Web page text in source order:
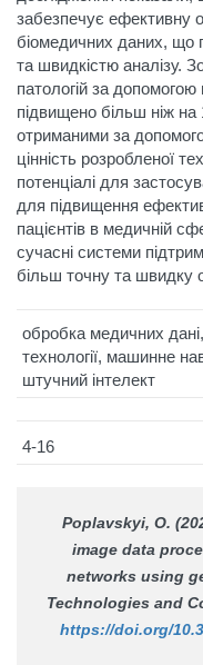
забезпечує ефективну
біомедичних даних, що
та швидкістю аналізу.
патологій за
підвищено більш ніж на
отриманими за
цінність розробленої
потенціалі для
для підвищення
пацієнтів в медичній
сучасні системи
більш точну та швидку
обробка медичних дані,
технології, машинне
штучний інтелект
4-16
Poplavskyi, O.
image data
networks using
Technologies and
https://doi.org/